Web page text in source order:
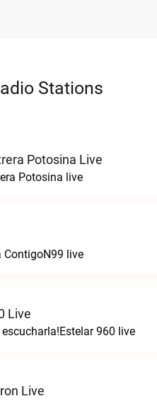
Stations
Potosina Live
Potosina live
ContigoN99 live
Live
escucharla!Estelar 960 live
Live